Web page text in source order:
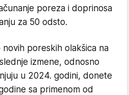
poreza i doprinosa
za 50 odsto.
poreskih olakšica na
izmene, odnosno
u 2024. godini, donete
sa primenom od